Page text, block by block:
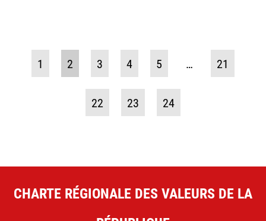
1 2 3 4 5 … 21
22 23 24
CHARTE RÉGIONALE DES VALEURS DE LA